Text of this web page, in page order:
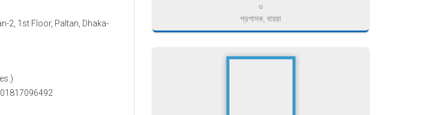
2, 1st Floor, Paltan, Dhaka-
ও
প্রশাসক, বায়রা